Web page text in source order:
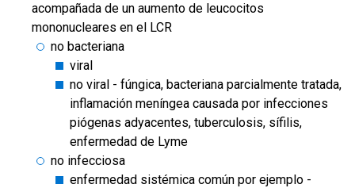
acompañada de un aumento de leucocitos
mononucleares en el LCR
no bacteriana
viral
no viral - fúngica, bacteriana parcialmente tratada,
inflamación meníngea causada por infecciones
piógenas adyacentes, tuberculosis, sífilis,
enfermedad de Lyme
no infecciosa
enfermedad sistémica común por ejemplo -